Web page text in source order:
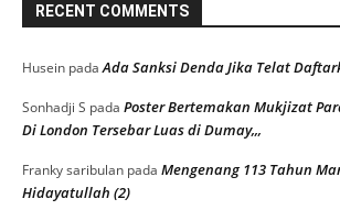
RECENT COMMENTS
Husein padaAda Sanksi Denda Jika Telat
Sonhadji S pada Poster Bertemakan Mukjizat
Di London Tersebar Luas di Dumay,,,
Franky saribulan pada Mengenang 113 Tahun
Hidayatullah (2)